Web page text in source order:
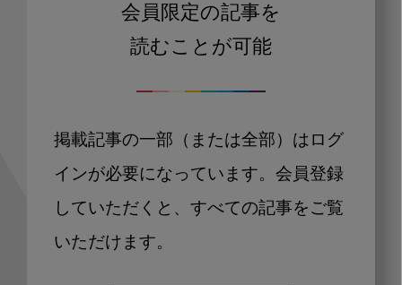
会員限定の記事を
読むことが可能
掲載記事の一部（または全部）はログ
インが必要になっています。会員登録
していただくと、すべての記事をご覧
いただけます。